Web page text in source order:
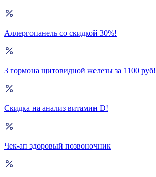
Аллергопанель со скидкой 30%!
3 гормона щитовидной железы за 1100 руб!
Скидка на анализ витамин D!
Чек-ап здоровый позвоночник